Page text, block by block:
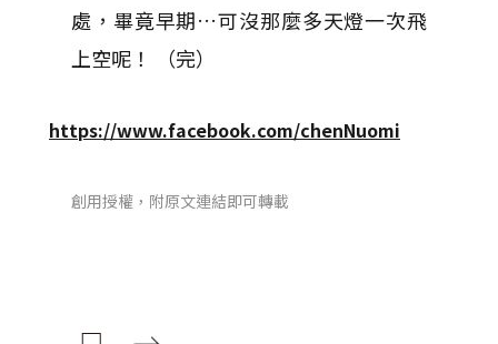
處，畢竟早期…可沒那麼多天燈一次飛
上空呢！ （完）
https://www.facebook.com/chenNuomi
創用授權，附原文連結即可轉載